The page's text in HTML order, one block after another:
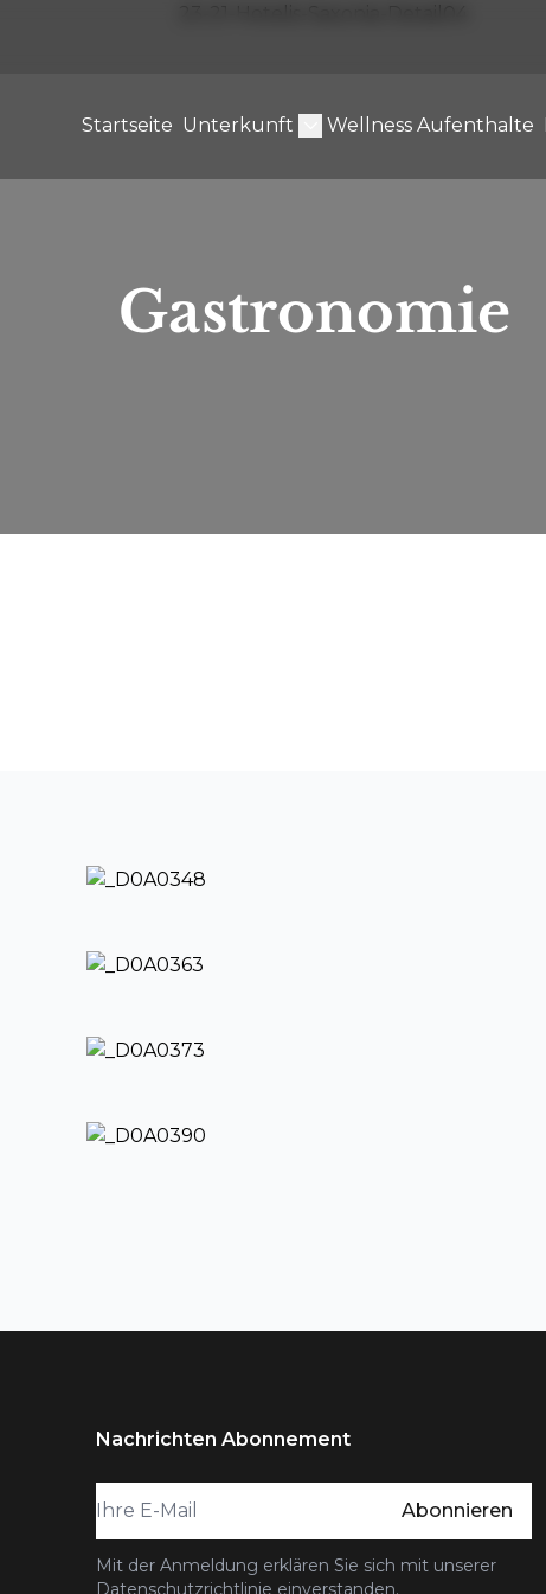
Startseite Unterkunft Wellness Aufenthalte
Gastronomie
Nachrichten Abonnement
Abonnieren
Mit der Anmeldung erklären Sie sich mit unserer
Datenschutzrichtlinie einverstanden.